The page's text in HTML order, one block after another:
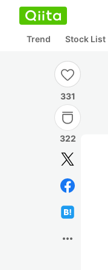
Trend Stock List
331
322
more_horiz